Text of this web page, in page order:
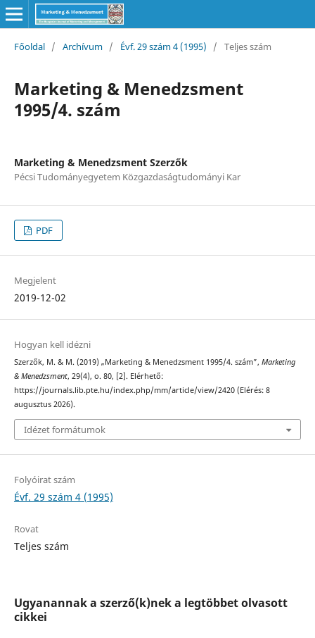
Főoldal / Archívum / Évf. 29 szám 4 (1995) / Teljes szám
Marketing & Menedzsment
1995/4. szám
Marketing & Menedzsment Szerzők
Pécsi Tudományegyetem Közgazdaságtudományi Kar
PDF
Megjelent
2019-12-02
Hogyan kell idézni
Szerzők, M. & M. (2019) „Marketing & Menedzsment 1995/4. szám”, Marketing
& Menedzsment, 29(4), o. 80, [2]. Elérhető:
https://journals.lib.pte.hu/index.php/mm/article/view/2420 (Elérés: 8
augusztus 2026).
Idézet formátumok
Folyóirat szám
Évf. 29 szám 4 (1995)
Rovat
Teljes szám
Ugyanannak a szerző(k)nek a legtöbbet olvasott
cikkei